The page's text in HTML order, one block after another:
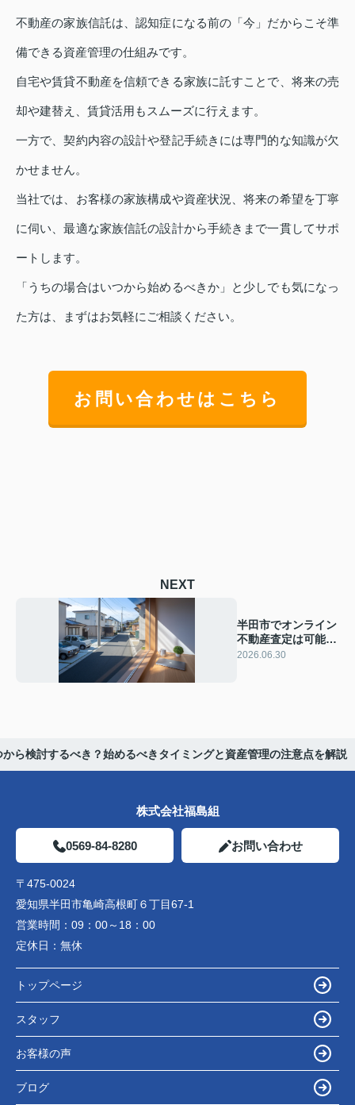
不動産の家族信託は、認知症になる前の「今」だからこそ準
備できる資産管理の仕組みです。
自宅や賃貸不動産を信頼できる家族に託すことで、将来の売
却や建替え、賃貸活用もスムーズに行えます。
一方で、契約内容の設計や登記手続きには専門的な知識が欠
かせません。
当社では、お客様の家族構成や資産状況、将来の希望を丁寧
に伺い、最適な家族信託の設計から手続きまで一貫してサポ
ートします。
「うちの場合はいつから始めるべきか」と少しでも気になっ
た方は、まずはお気軽にご相談ください。
お問い合わせはこちら
NEXT
半田市でオンライン
不動産査定は可能？
相場の見方と査定の
2026.06.30
ら検討するべき？始めるべきタイミングと資産管理の注意点を解説
株式会社福島組
0569-84-8280 お問い合わせ
〒475-0024
愛知県半田市亀崎高根町６丁目67-1
営業時間： 09：00～18：00
定休日： 無休
トップページ
スタッフ
お客様の声
ブログ